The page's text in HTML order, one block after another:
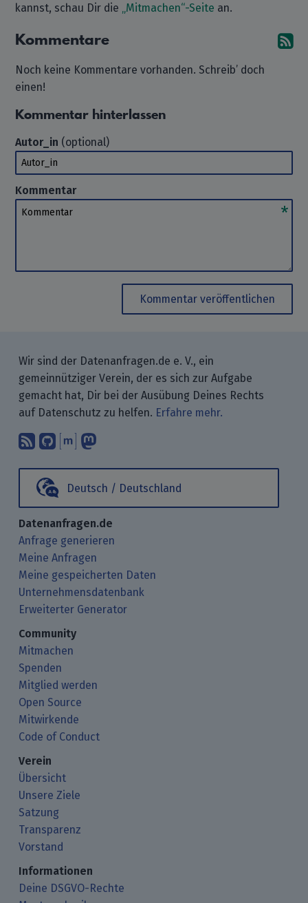
kannst, schau Dir die
„Mitmachen“-Seite an.
Kommentare
Noch keine Kommentare vorhanden. Schreib’ doch
einen!
Kommentar hinterlassen
Autor_in (optional)
Autor_in
Kommentar
Kommentar
Kommentar veröffentlichen
Wir sind der Datenanfragen.de e. V., ein
gemeinnütziger Verein, der es sich zur Aufgabe
gemacht hat, Dir bei der Ausübung Deines Rechts
auf Datenschutz zu helfen. Erfahre mehr.
Abonniere unsere Blogbeiträge mit
Finde uns bei GitHub.
Unterhalte Dich mit uns über
Deutsch / Deutschland
Datenanfragen.de
Anfrage generieren
Meine Anfragen
Meine gespeicherten Daten
Unternehmensdatenbank
Erweiterter Generator
Community
Mitmachen
Spenden
Mitglied werden
Open Source
Mitwirkende
Code of Conduct
Verein
Übersicht
Unsere Ziele
Satzung
Transparenz
Vorstand
Informationen
Deine DSGVO-Rechte